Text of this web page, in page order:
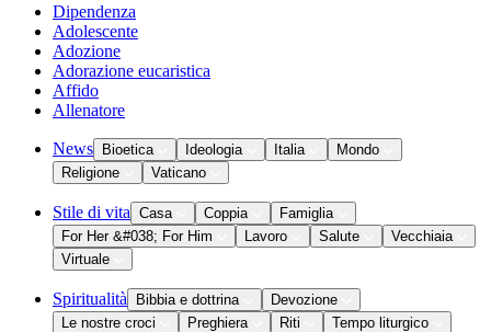
Dipendenza
Adolescente
Adozione
Adorazione eucaristica
Affido
Allenatore
News Bioetica Ideologia Italia
Mondo
Religione
Vaticano
Stile di vita Casa Coppia
Famiglia
For Her &#038; For Him
Lavoro Salute
Vecchiaia
Virtuale
Spiritualità Bibbia e dottrina
Devozione
Le nostre croci
Preghiera Riti
Tempo liturgico